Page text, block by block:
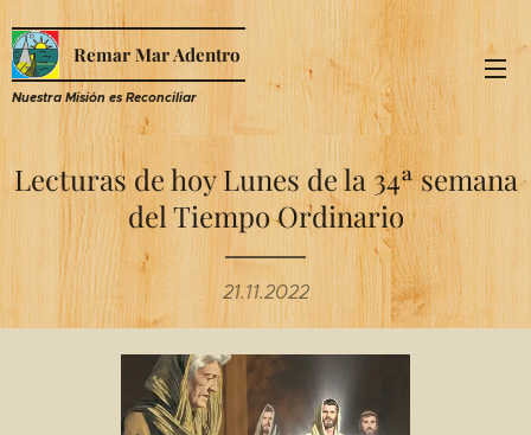
Remar Mar Adentro
Nuestra Misión es Reconciliar
Lecturas de hoy Lunes de la 34ª semana
del Tiempo Ordinario
21.11.2022